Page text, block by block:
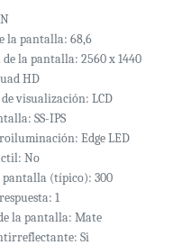
la pantalla: 68,6
de la pantalla: 2560 x 1440
HD
visualización: LCD
SS-IPS
Edge LED
No
(típico): 300
1
la pantalla: Mate
Si